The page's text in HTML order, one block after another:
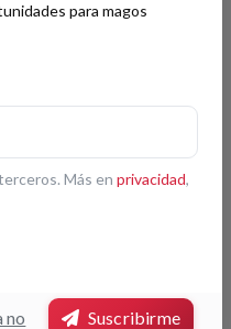
para magos
Más en privacidad,
no Suscribirme